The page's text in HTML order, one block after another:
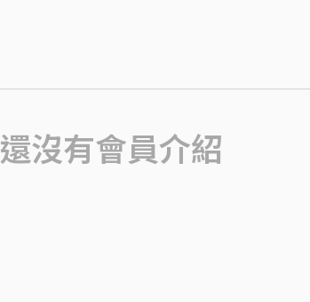
還沒有會員介紹